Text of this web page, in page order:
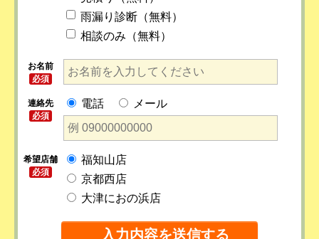
雨漏り診断（無料）
相談のみ（無料）
お名前
必須
連絡先
必須
電話 メール
希望店舗
必須
福知山店
京都西店
大津におの浜店